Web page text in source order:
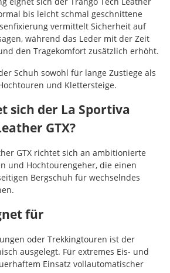
bis leicht schmal geschnittene
vermittelt Sicherheit auf
während das Leder mit der Zeit
den Tragekomfort zusätzlich erhöht.
Schuh sowohl für lange Zustiege als
und Klettersteige.
sich der La Sportiva
GTX?
GTX richtet sich an ambitionierte
und Hochtourengeher, die einen
Bergschuh für wechselndes
für
oder Trekkingtouren ist der
ausgelegt. Für extremes Eis- und
Einsatz vollautomatischer